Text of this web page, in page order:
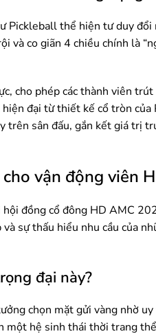
thể hiện tư duy đổi
co giãn 4 chiều chính là
cho phép các thành viên
đại từ thiết kế cổ tròn
sân đấu, gắn kết giá trị
vận động viên
đồng cổ đông HD AMC
sự thấu hiểu nhu cầu của
đại này?
chọn mặt gửi vàng nhờ
một hệ sinh thái thời trang